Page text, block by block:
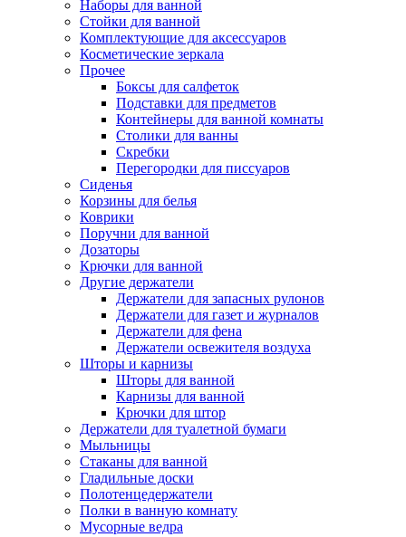
Наборы для ванной
Стойки для ванной
Комплектующие для аксессуаров
Косметические зеркала
Прочее
Боксы для салфеток
Подставки для предметов
Контейнеры для ванной комнаты
Столики для ванны
Скребки
Перегородки для писсуаров
Сиденья
Корзины для белья
Коврики
Поручни для ванной
Дозаторы
Крючки для ванной
Другие держатели
Держатели для запасных рулонов
Держатели для газет и журналов
Держатели для фена
Держатели освежителя воздуха
Шторы и карнизы
Шторы для ванной
Карнизы для ванной
Крючки для штор
Держатели для туалетной бумаги
Мыльницы
Стаканы для ванной
Гладильные доски
Полотенцедержатели
Полки в ванную комнату
Мусорные ведра